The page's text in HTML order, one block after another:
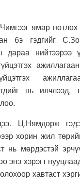
ямар нотлох
бэ гэдгийг
дараа нийтээрээ
нь илчлээд,
Ц.Нямдорж
хорин жил
нь мөрдэстэй
энэ хэрэгт
хавтаст